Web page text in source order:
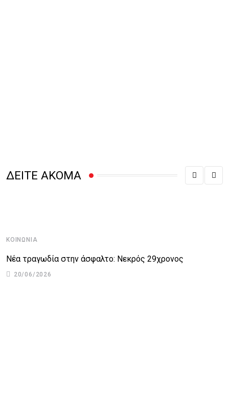
ΔΕΙΤΕ ΑΚΟΜΑ
ΚΟΙΝΩΝΊΑ
Νέα τραγωδία στην άσφαλτο: Νεκρός 29χρονος
20/06/2026